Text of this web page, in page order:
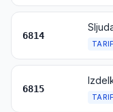
6814
6815